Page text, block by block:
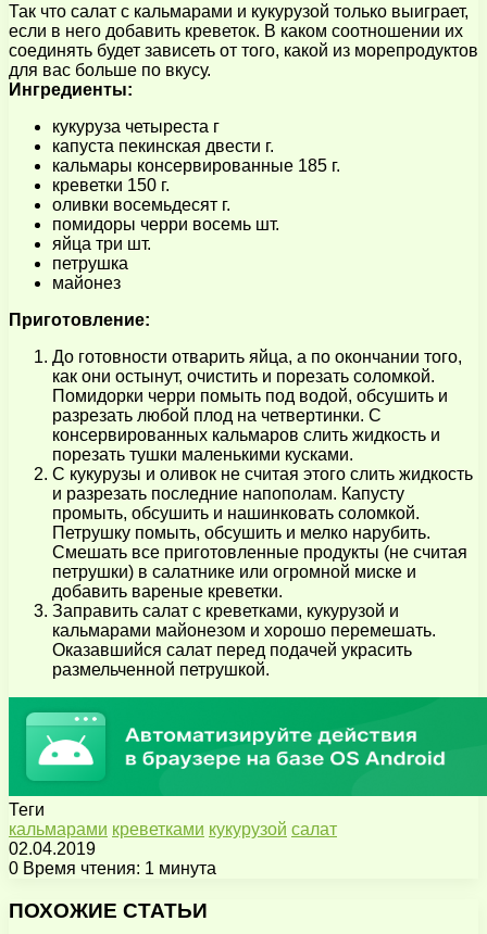
Так что салат с кальмарами и кукурузой только выиграет,
если в него добавить креветок. В каком соотношении их
соединять будет зависеть от того, какой из морепродуктов
для вас больше по вкусу.
Ингредиенты:
кукуруза четыреста г
капуста пекинская двести г.
кальмары консервированные 185 г.
креветки 150 г.
оливки восемьдесят г.
помидоры черри восемь шт.
яйца три шт.
петрушка
майонез
Приготовление:
До готовности отварить яйца, а по окончании того,
как они остынут, очистить и порезать соломкой.
Помидорки черри помыть под водой, обсушить и
разрезать любой плод на четвертинки. С
консервированных кальмаров слить жидкость и
порезать тушки маленькими кусками.
С кукурузы и оливок не считая этого слить жидкость
и разрезать последние напополам. Капусту
промыть, обсушить и нашинковать соломкой.
Петрушку помыть, обсушить и мелко нарубить.
Смешать все приготовленные продукты (не считая
петрушки) в салатнике или огромной миске и
добавить вареные креветки.
Заправить салат с креветками, кукурузой и
кальмарами майонезом и хорошо перемешать.
Оказавшийся салат перед подачей украсить
размельченной петрушкой.
Теги
кальмарами креветками кукурузой салат
02.04.2019
0 Время чтения: 1 минута
через
ПОХОЖИЕ СТАТЬИ